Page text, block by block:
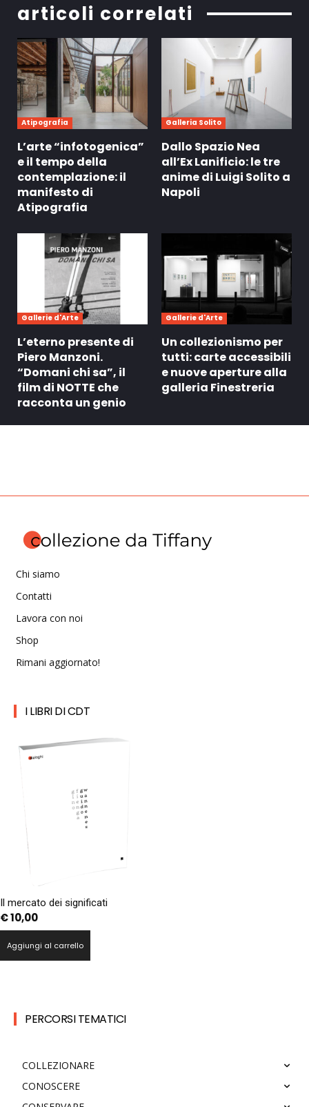
articoli correlati
Atipografia
L’arte “infotogenica”
e il tempo della
contemplazione: il
manifesto di
Atipografia
Galleria Solito
Dallo Spazio Nea
all’Ex Lanificio: le tre
anime di Luigi Solito a
Napoli
Gallerie d'Arte
L’eterno presente di
Piero Manzoni.
“Domani chi sa”, il
film di NOTTE che
racconta un genio
Gallerie d'Arte
Un collezionismo per
tutti: carte accessibili
e nuove aperture alla
galleria Finestreria
Chi siamo
Contatti
Lavora con noi
Shop
Rimani aggiornato!
I LIBRI DI CDT
Il mercato dei significati
€10,00
Aggiungi al carrello
PERCORSI TEMATICI
COLLEZIONARE
CONOSCERE